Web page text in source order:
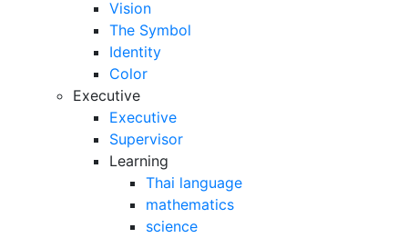
Vision
The Symbol
Identity
Color
Executive
Executive
Supervisor
Learning
Thai language
mathematics
science